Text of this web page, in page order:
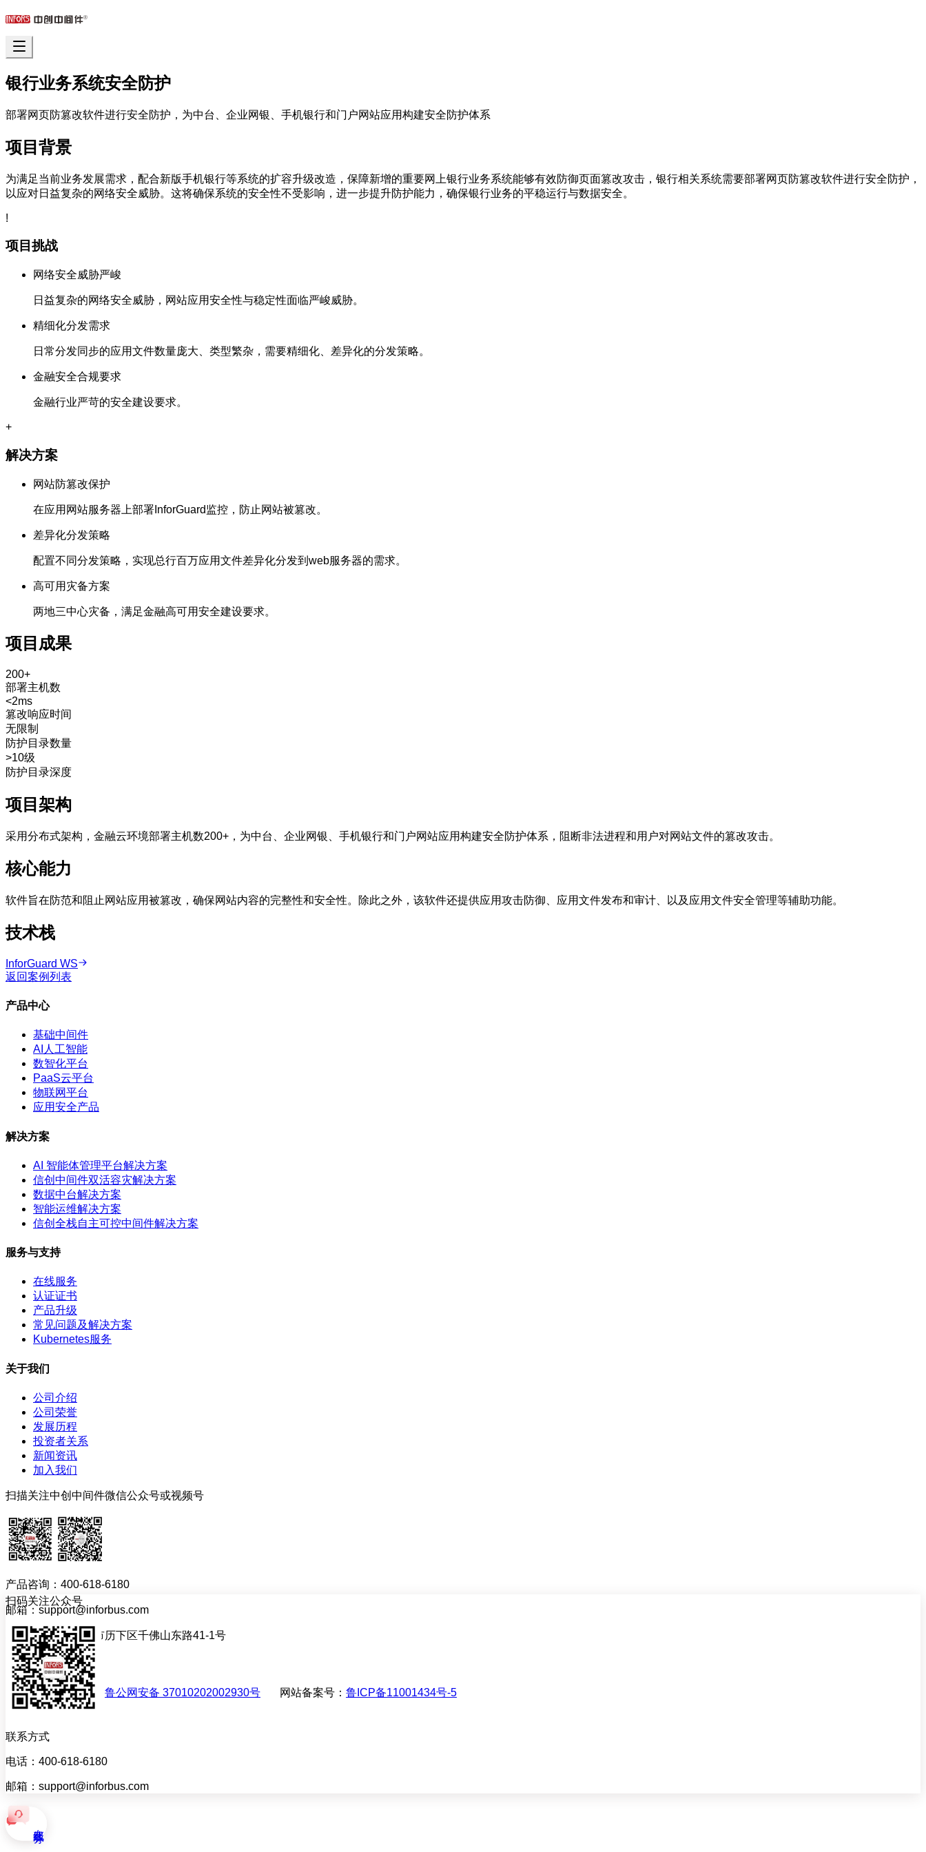
银行业务系统安全防护
部署网页防篡改软件进行安全防护，为中台、企业网银、手机银行和门户网站应用构建安全防护体系
项目背景
为满足当前业务发展需求，配合新版手机银行等系统的扩容升级改造，保障新增的重要网上银行业务系统能够有效防御页面篡改攻击，银行相关系统需要部署网页防篡改软件进行安全防护，
以应对日益复杂的网络安全威胁。 这将确保系统的安全性不受影响，进一步提升防护能力，确保银行业务的平稳运行与数据安全。
!
项目挑战
网络安全威胁严峻
日益复杂的网络安全威胁，网站应用安全性与稳定性面临严峻威胁。
精细化分发需求
日常分发同步的应用文件数量庞大、类型繁杂，需要精细化、差异化的分发策略。
金融安全合规要求
金融行业严苛的安全建设要求。
+
解决方案
网站防篡改保护
在应用网站服务器上部署InforGuard监控，防止网站被篡改。
差异化分发策略
配置不同分发策略，实现总行百万应用文件差异化分发到web服务器的需求。
高可用灾备方案
两地三中心灾备，满足金融高可用安全建设要求。
项目成果
200+
部署主机数
<2ms
篡改响应时间
无限制
防护目录数量
>10级
防护目录深度
项目架构
采用分布式架构，金融云环境部署主机数200+，为中台、企业网银、手机银行和门户网站应用构建安全防护体系，阻断非法进程和用户对网站文件的篡改攻击。
核心能力
软件旨在防范和阻止网站应用被篡改，确保网站内容的完整性和安全性。除此之外，该软件还提供应用攻击防御、应用文件发布和审计、以及应用文件安全管理等辅助功能。
技术栈
InforGuard WS
返回案例列表
产品中心
基础中间件
AI人工智能
数智化平台
PaaS云平台
物联网平台
应用安全产品
解决方案
AI 智能体管理平台解决方案
信创中间件双活容灾解决方案
数据中台解决方案
智能运维解决方案
信创全栈自主可控中间件解决方案
服务与支持
在线服务
认证证书
产品升级
常见问题及解决方案
Kubernetes服务
关于我们
公司介绍
公司荣誉
发展历程
投资者关系
新闻资讯
加入我们
扫描关注中创中间件微信公众号或视频号
产品咨询：400-618-6180
邮箱：support@inforbus.com
地址：山东省济南市历下区千佛山东路41-1号
联系我们
网站备案许可证号： 鲁公网安备 37010202002930号 网站备案号： 鲁ICP备11001434号-5
扫码关注公众号
联系方式
电话：400-618-6180
邮箱：support@inforbus.com